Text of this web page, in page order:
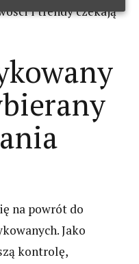
i trendy czekają
na powrót do
Jako
kontrolę,